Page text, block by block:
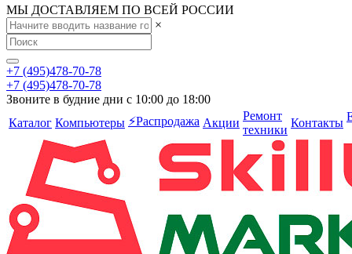
МЫ ДОСТАВЛЯЕМ ПО ВСЕЙ РОССИИ
×
+7 (495)478-70-78
+7 (495)478-70-78
Звоните в будние дни с 10:00 до 18:00
Каталог Компьютеры ⚡️Распродажа Акции
Ремонт
техники
Контакты